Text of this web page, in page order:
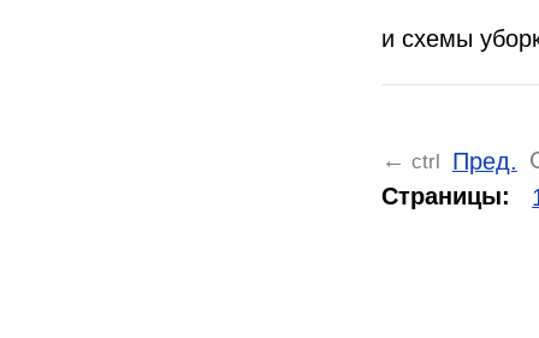
и схемы
← ctrl Пред.
Страницы: